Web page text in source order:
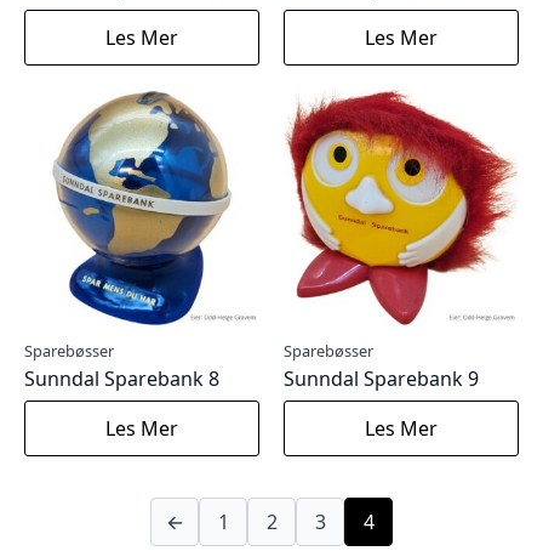
Les Mer
Les Mer
Sparebøsser
Sunndal Sparebank 8
Les Mer
Sparebøsser
Sunndal Sparebank 9
Les Mer
← 1 2 3 4